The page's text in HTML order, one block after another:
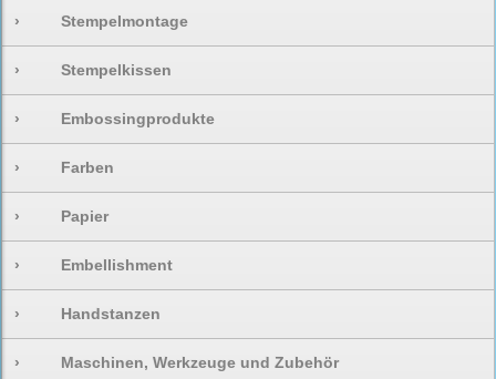
› Stempelmontage
› Stempelkissen
› Embossingprodukte
› Farben
› Papier
› Embellishment
› Handstanzen
› Maschinen, Werkzeuge und Zubehör